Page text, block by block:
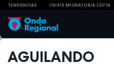
TENDENCIAS CRISIS MIGRATORIA CEUTA
AGUILANDO